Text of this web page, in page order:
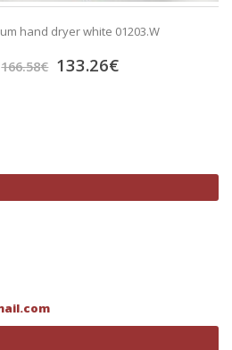
dryer white 01203.W
€ 133.26€